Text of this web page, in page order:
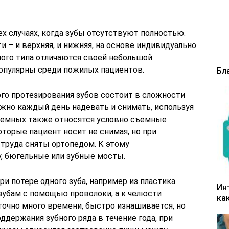
случаях, когда зубы отсутствуют полностью.
и верхняя, и нижняя, на основе индивидуально
типа отличаются своей небольшой
среди пожилых пациентов.
протезирования зубов состоит в сложности
каждый день надевать и снимать, используя
также относятся условно съемные
пациент носит не снимая, но при
сняты ортопедом. К этому
бюгельные или зубные мосты.
одного зуба, например из пластика.
с помощью проволоки, а к челюсти
много времени, быстро изнашивается, но
зубного ряда в течение года, при